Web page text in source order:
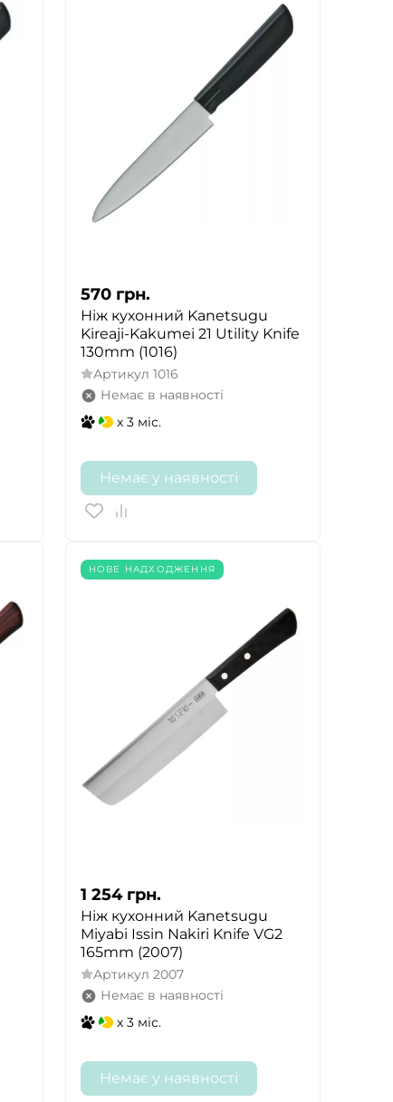
570 грн.
Ніж кухонний Kanetsugu
Kireaji-Kakumei 21 Utility Knife
130mm (1016)
Артикул 1016
Немає в наявності
x 3 міс.
Немає у наявності
НОВЕ НАДХОДЖЕННЯ
1 254 грн.
Ніж кухонний Kanetsugu
Miyabi Issin Nakiri Knife VG2
165mm (2007)
Артикул 2007
Немає в наявності
x 3 міс.
Немає у наявності